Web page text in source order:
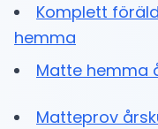
Komplett
hemma
Matte hemma
Matteprov